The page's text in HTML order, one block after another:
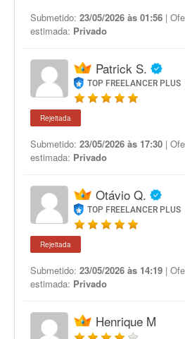
Submetido: 23/05/2026 às 01:56 |
estimada: Privado
Patrick S.
TOP FREELANCER PLUS
Rejeitada
Submetido: 23/05/2026 às 17:30 |
estimada: Privado
Otávio Q.
TOP FREELANCER PLUS
Rejeitada
Submetido: 23/05/2026 às 14:19 |
estimada: Privado
Henrique M